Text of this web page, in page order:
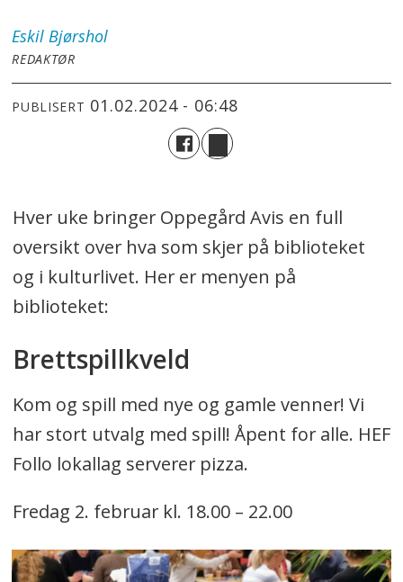
Eskil Bjørshol
REDAKTØR
PUBLISERT 01.02.2024 - 06:48
Hver uke bringer Oppegård Avis en full
oversikt over hva som skjer på biblioteket
og i kulturlivet. Her er menyen på
biblioteket:
Brettspillkveld
Kom og spill med nye og gamle venner! Vi
har stort utvalg med spill! Åpent for alle. HEF
Follo lokallag serverer pizza.
Fredag 2. februar kl. 18.00 – 22.00